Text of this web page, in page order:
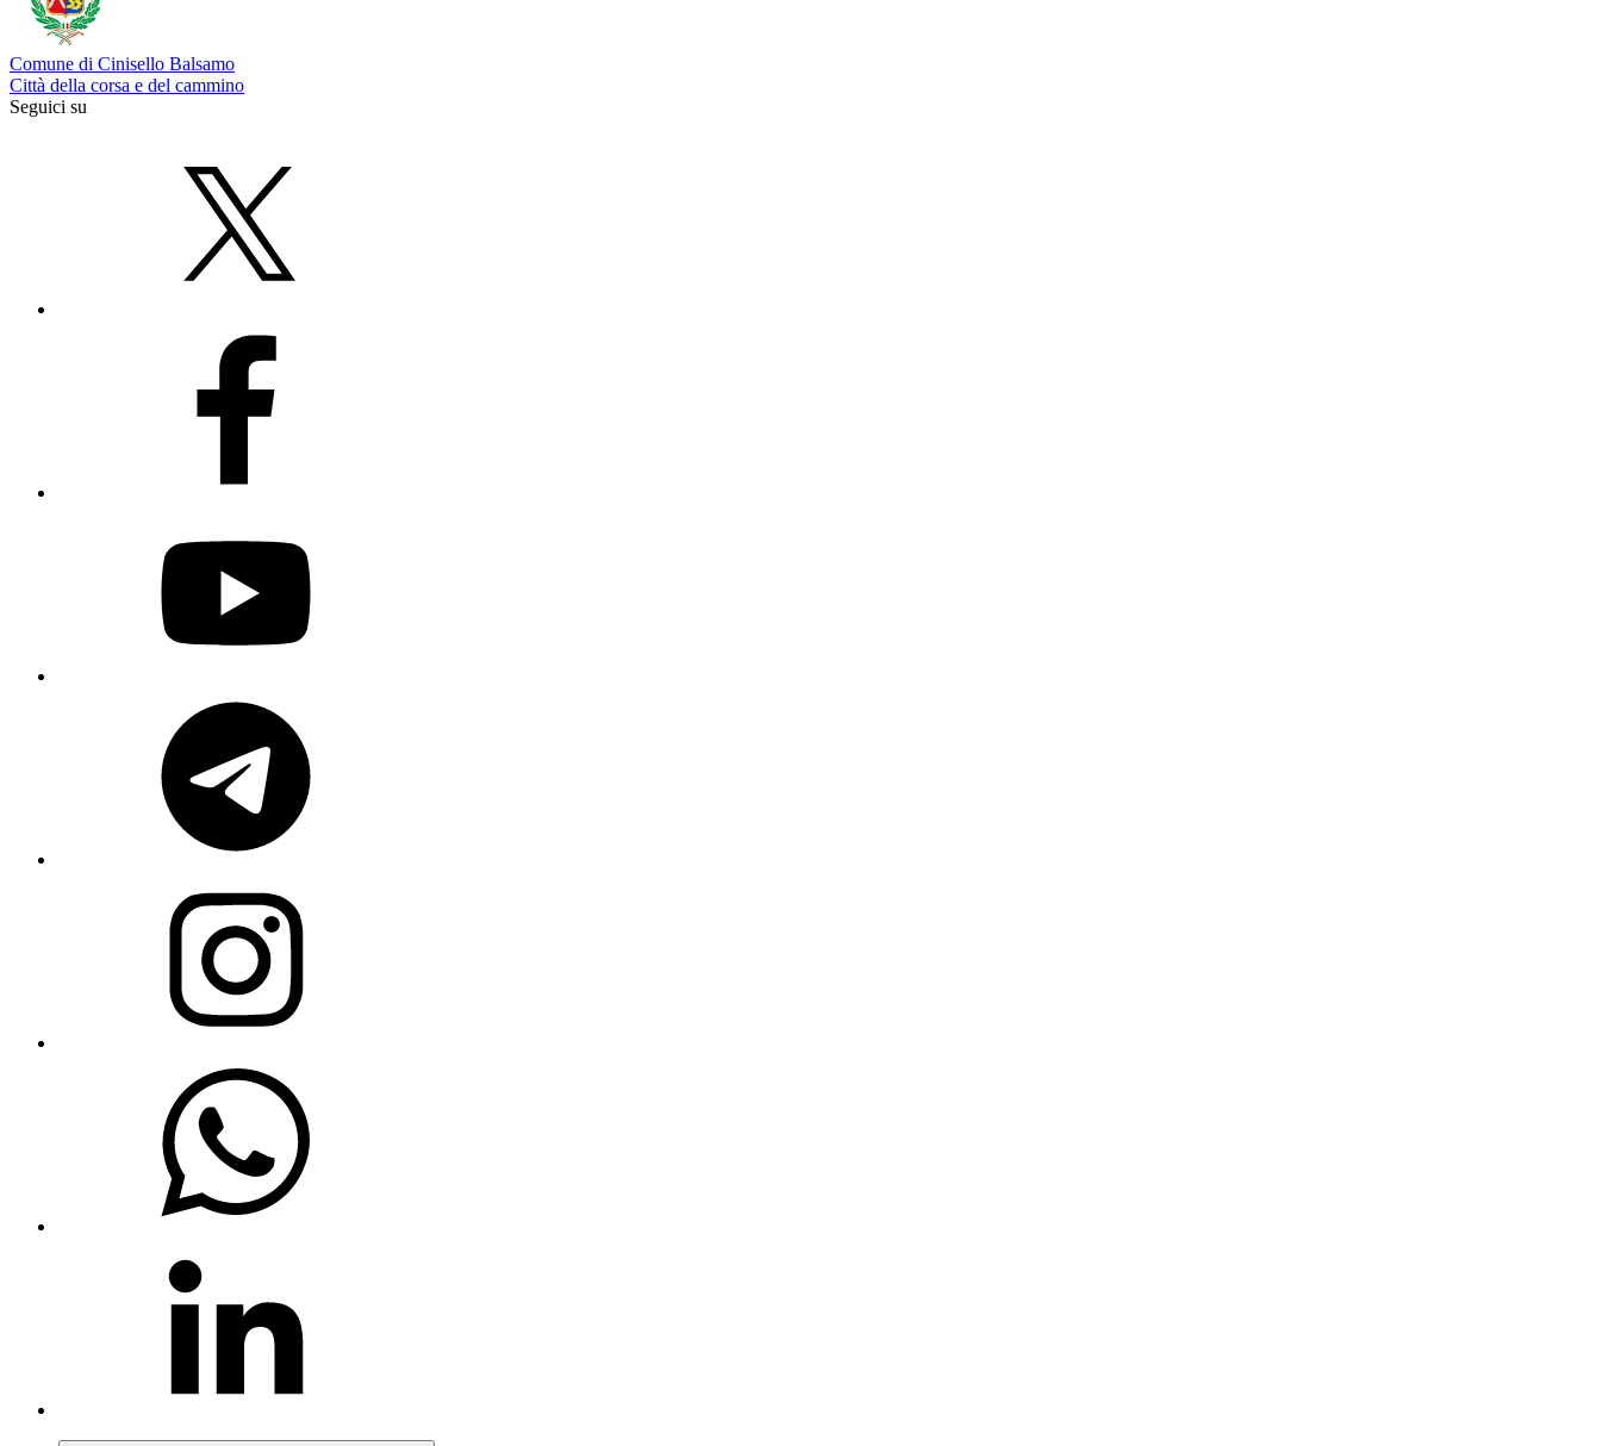
Comune di Cinisello Balsamo
Città della corsa e del cammino
Seguici su